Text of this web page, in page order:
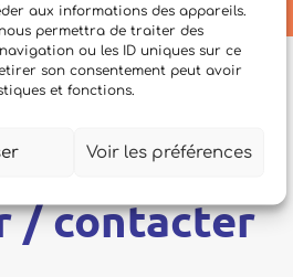
aux informations des appareils.
permettra de traiter des
ou les ID uniques sur ce
son consentement peut avoir
et fonctions.
Voir les préférences
/ contacter